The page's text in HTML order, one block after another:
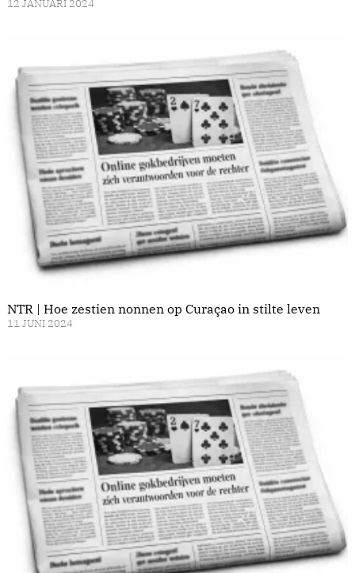
12 JANUARI 2024
NTR | Hoe zestien nonnen op Curaçao in stilte leven
11 JUNI 2024